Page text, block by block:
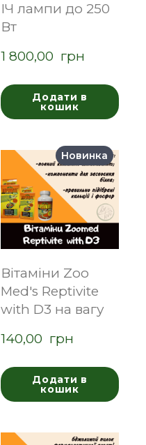
ІЧ лампи до 250
Вт
1 800,00  грн
Додати в
кошик
Новинка
Вітаміни Zoo
Med's Reptivite
with D3 на вагу
140,00  грн
Додати в
кошик